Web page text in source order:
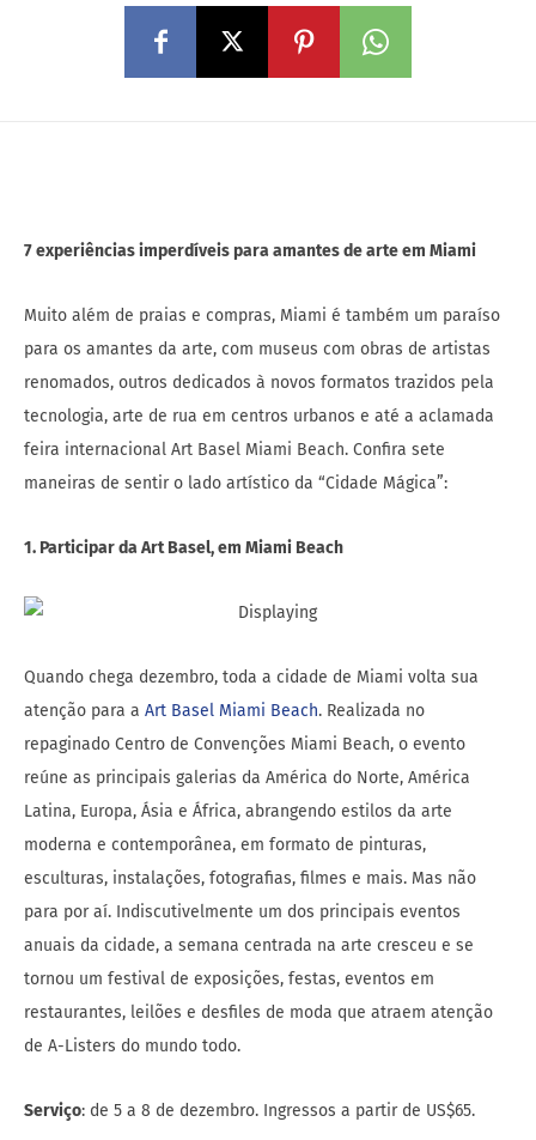
7 experiências imperdíveis para amantes de arte em Miami
Muito além de praias e compras, Miami é também um paraíso
para os amantes da arte, com museus com obras de artistas
renomados, outros dedicados à novos formatos trazidos pela
tecnologia, arte de rua em centros urbanos e até a aclamada
feira internacional Art Basel Miami Beach. Confira sete
maneiras de sentir o lado artístico da “Cidade Mágica”:
1. Participar da Art Basel, em Miami Beach
Quando chega dezembro, toda a cidade de Miami volta sua
atenção para a Art Basel Miami Beach. Realizada no
repaginado Centro de Convenções Miami Beach, o evento
reúne as principais galerias da América do Norte, América
Latina, Europa, Ásia e África, abrangendo estilos da arte
moderna e contemporânea, em formato de pinturas,
esculturas, instalações, fotografias, filmes e mais. Mas não
para por aí. Indiscutivelmente um dos principais eventos
anuais da cidade, a semana centrada na arte cresceu e se
tornou um festival de exposições, festas, eventos em
restaurantes, leilões e desfiles de moda que atraem atenção
de A-Listers do mundo todo.
Serviço: de 5 a 8 de dezembro. Ingressos a partir de US$65.